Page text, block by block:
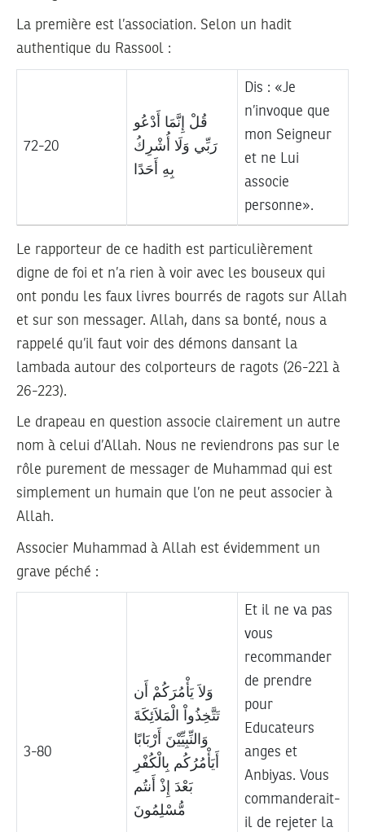
La première est l’association. Selon un hadit
authentique du Rassool :
72-20
قُلْ إِنَّمَا أَدْعُو
رَبِّي وَلَا أُشْرِكُ
بِهِ أَحَدًا
Dis : «Je
n’invoque que
mon Seigneur
et ne Lui
associe
personne».
Le rapporteur de ce hadith est particulièrement
digne de foi et n’a rien à voir avec les bouseux qui
ont pondu les faux livres bourrés de ragots sur Allah
et sur son messager. Allah, dans sa bonté, nous a
rappelé qu’il faut voir des démons dansant la
lambada autour des colporteurs de ragots (26-221 à
26-223).
Le drapeau en question associe clairement un autre
nom à celui d’Allah. Nous ne reviendrons pas sur le
rôle purement de messager de Muhammad qui est
simplement un humain que l’on ne peut associer à
Allah.
Associer Muhammad à Allah est évidemment un
grave péché :
3-80
وَلاَ يَأْمُرَكُمْ أَن
تَتَّخِذُواْ الْمَلاَئِكَةَ
وَالنِّبِيِّيْنَ أَرْبَابًا
أَيَأْمُرُكُم بِالْكُفْرِ
بَعْدَ إِذْ أَنتُم
مُّسْلِمُونَ
Et il ne va pas
vous
recommander
de prendre
pour
Educateurs
anges et
Anbiyas. Vous
commanderait-
il de rejeter la